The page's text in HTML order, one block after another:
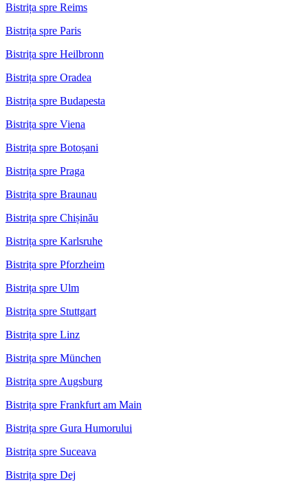
Bistrița spre Reims
Bistrița spre Paris
Bistrița spre Heilbronn
Bistrița spre Oradea
Bistrița spre Budapesta
Bistrița spre Viena
Bistrița spre Botoșani
Bistrița spre Praga
Bistrița spre Braunau
Bistrița spre Chișinău
Bistrița spre Karlsruhe
Bistrița spre Pforzheim
Bistrița spre Ulm
Bistrița spre Stuttgart
Bistrița spre Linz
Bistrița spre München
Bistrița spre Augsburg
Bistrița spre Frankfurt am Main
Bistrița spre Gura Humorului
Bistrița spre Suceava
Bistrița spre Dej